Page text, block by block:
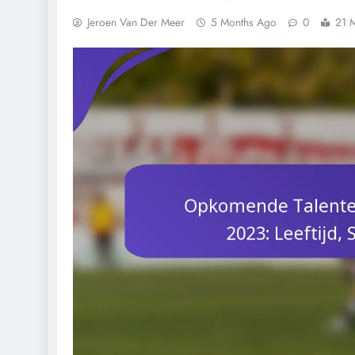
Jeroen Van Der Meer 5 Months Ago 0 21